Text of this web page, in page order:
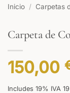
Inicio / Carpetas
Carpeta de
150,00
Includes 19% IVA